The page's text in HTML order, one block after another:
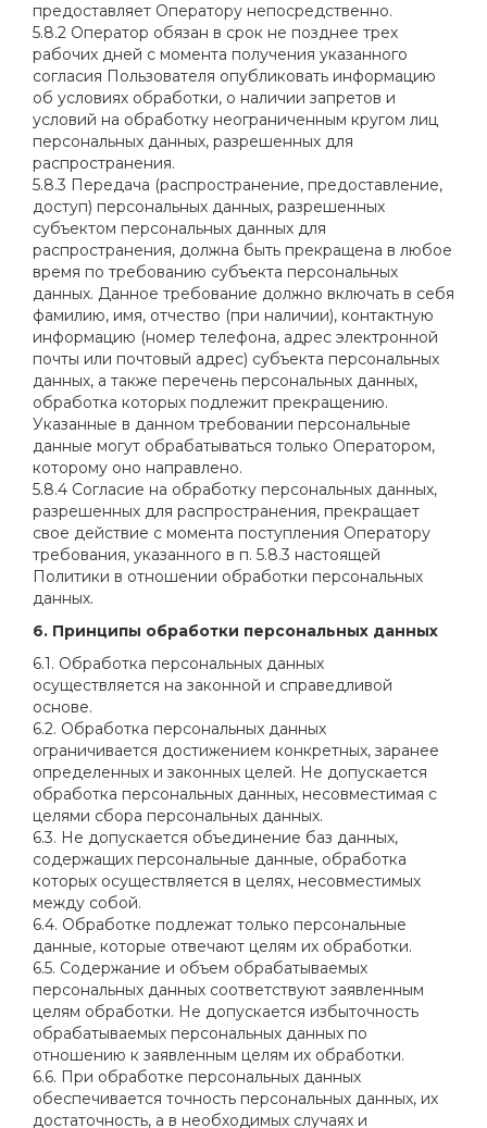
предоставляет Оператору непосредственно.
5.8.2 Оператор обязан в срок не позднее трех
рабочих дней с момента получения указанного
согласия Пользователя опубликовать информацию
об условиях обработки, о наличии запретов и
условий на обработку неограниченным кругом лиц
персональных данных, разрешенных для
распространения.
5.8.3 Передача (распространение, предоставление,
доступ) персональных данных, разрешенных
субъектом персональных данных для
распространения, должна быть прекращена в любое
время по требованию субъекта персональных
данных. Данное требование должно включать в себя
фамилию, имя, отчество (при наличии), контактную
информацию (номер телефона, адрес электронной
почты или почтовый адрес) субъекта персональных
данных, а также перечень персональных данных,
обработка которых подлежит прекращению.
Указанные в данном требовании персональные
данные могут обрабатываться только Оператором,
которому оно направлено.
5.8.4 Согласие на обработку персональных данных,
разрешенных для распространения, прекращает
свое действие с момента поступления Оператору
требования, указанного в п. 5.8.3 настоящей
Политики в отношении обработки персональных
данных.
6. Принципы обработки персональных данных
6.1. Обработка персональных данных
осуществляется на законной и справедливой
основе.
6.2. Обработка персональных данных
ограничивается достижением конкретных, заранее
определенных и законных целей. Не допускается
обработка персональных данных, несовместимая с
целями сбора персональных данных.
6.3. Не допускается объединение баз данных,
содержащих персональные данные, обработка
которых осуществляется в целях, несовместимых
между собой.
6.4. Обработке подлежат только персональные
данные, которые отвечают целям их обработки.
6.5. Содержание и объем обрабатываемых
персональных данных соответствуют заявленным
целям обработки. Не допускается избыточность
обрабатываемых персональных данных по
отношению к заявленным целям их обработки.
6.6. При обработке персональных данных
обеспечивается точность персональных данных, их
достаточность, а в необходимых случаях и